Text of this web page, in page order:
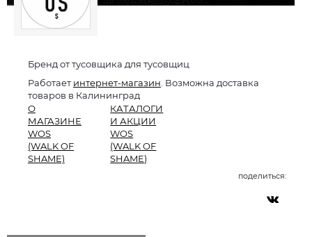
Бренд от тусовщика для тусовщиц
Работаетинтернет-магазин . Возможна доставка
товаров в Калининград
О
МАГАЗИНЕ
WOS
(WALK OF
SHAME)
КАТАЛОГИ
И АКЦИИ
WOS
(WALK OF
SHAME)
поделиться: